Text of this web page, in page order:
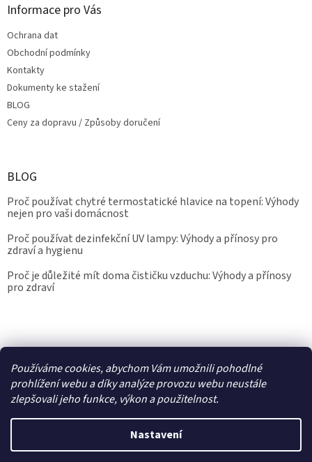
Používáme cookies, abychom Vám umožnili pohodlné
prohlížení webu a díky analýze provozu webu neustále
zlepšovali jeho funkce, výkon a použitelnost.
Nastavení
Informace pro Vás
Ochrana dat
Obchodní podmínky
Kontakty
Dokumenty ke stažení
BLOG
Ceny za dopravu / Způsoby doručení
BLOG
Proč používat chytré termostatické hlavice na topení: Výhody
nejen pro vaši domácnost
Proč používat dezinfekční UV lampy: Výhody a přínosy pro
zdraví a hygienu
Proč je důležité mít doma čističku vzduchu: Výhody a přínosy
pro zdraví
Vytvořil Shoptet